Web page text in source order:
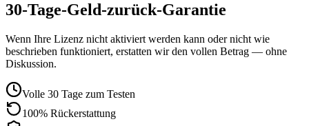
30-Tage-Geld-zurück-Garantie
Wenn Ihre Lizenz nicht aktiviert werden kann oder nicht wie
beschrieben funktioniert, erstatten wir den vollen Betrag — ohne
Diskussion.
Volle 30 Tage zum Testen
100% Rückerstattung